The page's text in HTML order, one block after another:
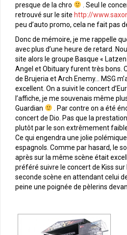
presque de la chro
. Seul le
retrouvé sur le site http://
peu d’auto promo, cela ne fait pas
Donc de mémoire, je me rappelle
avec plus d’une heure de retard.
site alors le groupe Basque «
Angel et Obituary furent très bons.
de Brujeria et Arch Enemy… MSG
excellent. On a suivit le concert
l’affiche, je me souvenais même
Guardian
. Par contre on a été
concert de Dio. Pas que la
plutôt par le son extrêmement
Ce qui engendra une jolie
espagnols. Comme par hasard, le
après sur la même scène était
préféré suivre le concert de Kiss
seconde scène en attendant celui
peine une poignée de pèlerins